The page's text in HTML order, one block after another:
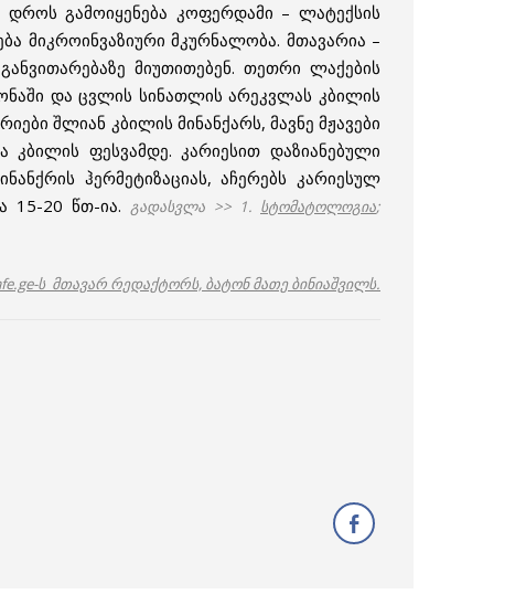
გამოიყენება კოფერდამი – ლატექსის
მიკროინვაზიური მკურნალობა. მთავარია –
მიუთითებენ. თეთრი ლაქების
და ცვლის სინათლის არეკვლას კბილის
შლიან კბილის მინანქარს, მავნე მჟავები
ფესვამდე. კარიესით დაზიანებული
ჰერმეტიზაციას, აჩერებს კარიესულ
15-20 წთ-ია. გადასვლა >> 1. სტომატოლოგია;
ს მთავარ რედაქტორს, ბატონ მათე ბინიაშვილს.